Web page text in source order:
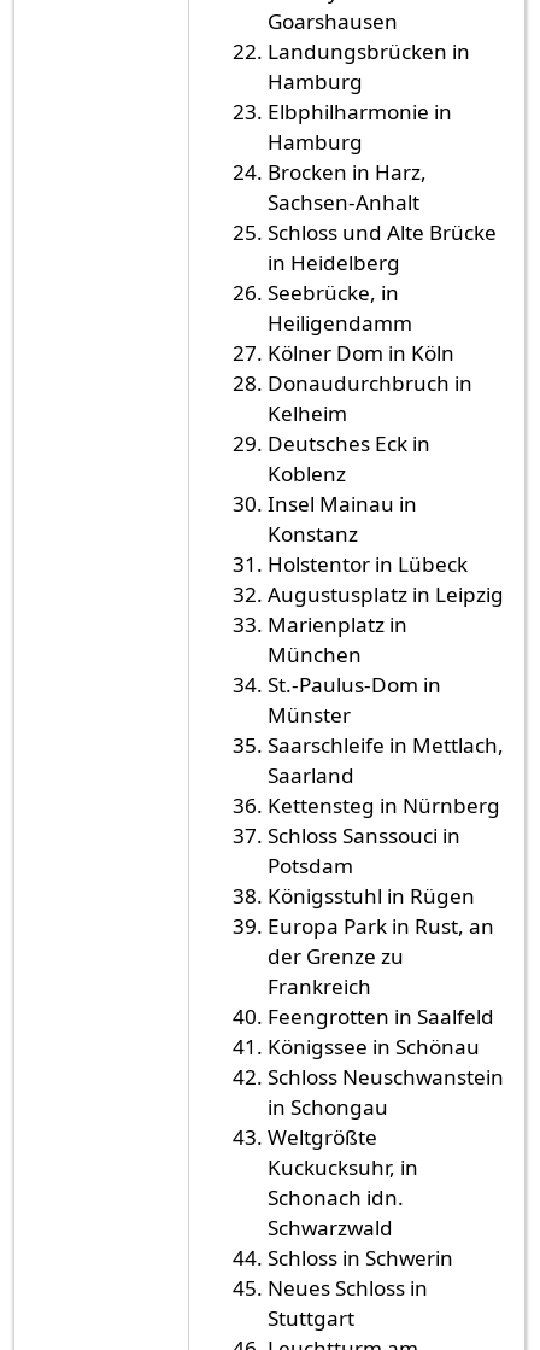
Goarshausen
Landungsbrücken in
Hamburg
Elbphilharmonie in
Hamburg
Brocken in Harz,
Sachsen-Anhalt
Schloss und Alte Brücke
in Heidelberg
Seebrücke, in
Heiligendamm
Kölner Dom in Köln
Donaudurchbruch in
Kelheim
Deutsches Eck in
Koblenz
Insel Mainau in
Konstanz
Holstentor in Lübeck
Augustusplatz in Leipzig
Marienplatz in
München
St.-Paulus-Dom in
Münster
Saarschleife in Mettlach,
Saarland
Kettensteg in Nürnberg
Schloss Sanssouci in
Potsdam
Königsstuhl in Rügen
Europa Park in Rust, an
der Grenze zu
Frankreich
Feengrotten in Saalfeld
Königssee in Schönau
Schloss Neuschwanstein
in Schongau
Weltgrößte
Kuckucksuhr, in
Schonach idn.
Schwarzwald
Schloss in Schwerin
Neues Schloss in
Stuttgart